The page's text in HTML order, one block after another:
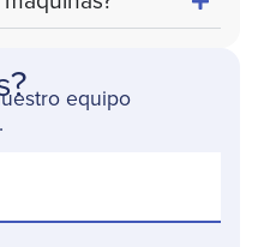
equipo